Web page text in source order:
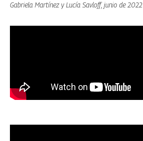
Gabriela Martínez y Lucía Savloff, junio de 2022